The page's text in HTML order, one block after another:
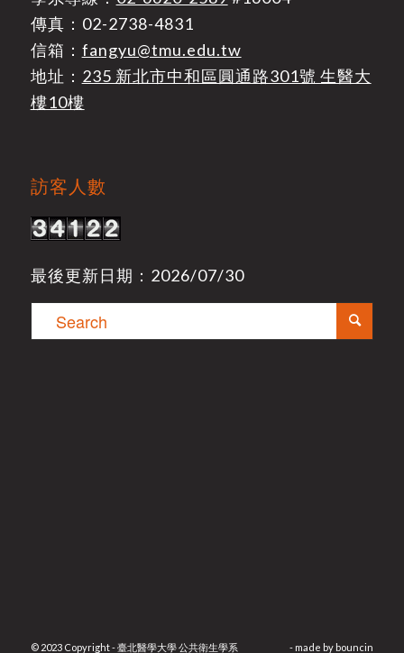
傳真：02-2738-4831
信箱： fangyu@tmu.edu.tw
地址： 235 新北市中和區圓通路301號 生醫大
樓10樓
訪客人數
最後更新日期：2026/07/30
© 2023 Copyright - 臺北醫學大學 公共衛生學系 - made by bouncin